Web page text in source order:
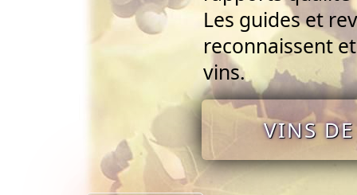
Les guides et
reconnaissent
vins.
VINS DE